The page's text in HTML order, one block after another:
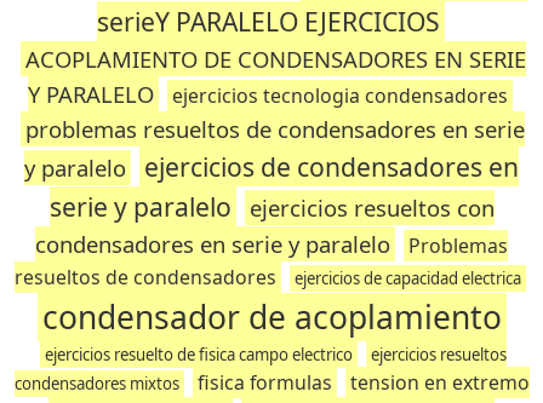
serieY PARALELO EJERCICIOS
ACOPLAMIENTO DE CONDENSADORES EN SERIE
Y PARALELO
ejercicios tecnologia condensadores
problemas resueltos de condensadores en serie
y paralelo
ejercicios de condensadores en
serie y paralelo
ejercicios resueltos con
condensadores en serie y paralelo
Problemas
resueltos de condensadores
ejercicios de capacidad electrica
condensador de acoplamiento
ejercicios resuelto de fisica campo electrico
ejercicios resueltos
condensadores mixtos
fisica formulas
tension en extremo